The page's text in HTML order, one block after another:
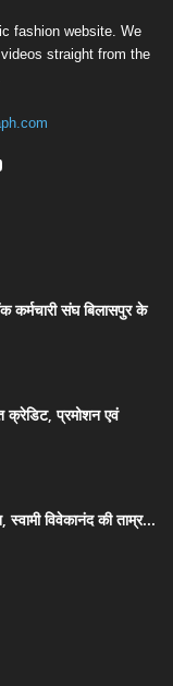
fashion website. We
straight from the
कर्मचारी संघ बिलासपुर के
क्रेडिट, प्रमोशन एवं
विवेकानंद की ताम्र...